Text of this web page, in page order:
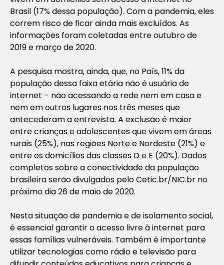
Brasil (17% dessa população). Com a pandemia, eles
correm risco de ficar ainda mais excluídos. As
informações foram coletadas entre outubro de
2019 e março de 2020.
A pesquisa mostra, ainda, que, no País, 11% da
população dessa faixa etária não é usuária de
internet – não acessando a rede nem em casa e
nem em outros lugares nos três meses que
antecederam a entrevista. A exclusão é maior
entre crianças e adolescentes que vivem em áreas
rurais (25%), nas regiões Norte e Nordeste (21%) e
entre os domicílios das classes D e E (20%). Dados
completos sobre a conectividade da população
brasileira serão divulgados pelo Cetic.br/NIC.br no
próximo dia 26 de maio de 2020.
Nesta situação de pandemia e de isolamento social,
é essencial garantir o acesso livre à internet para
essas famílias vulneráveis. Também é importante
utilizar tecnologias como rádio e televisão para